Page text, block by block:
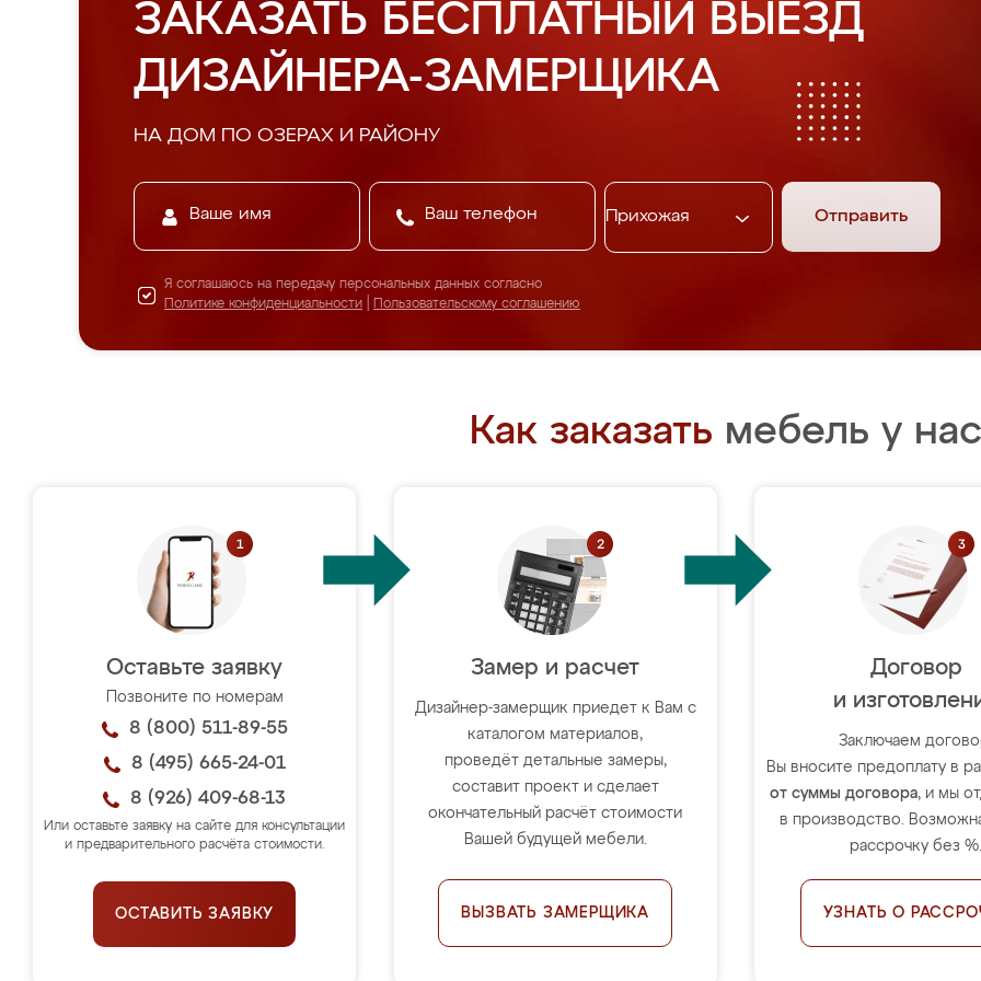
ЗАКАЗАТЬ БЕСПЛАТНЫЙ ВЫЕЗД
ДИЗАЙНЕРА-ЗАМЕРЩИКА
НА ДОМ ПО ОЗЕРАХ И РАЙОНУ
Отправить
Я соглашаюсь на передачу персональных данных согласно
Политике конфиденциальности
Пользовательскому соглашению
Как заказать мебель у
Оставьте заявку
Позвоните по номерам
8 (800) 511-89-55
8 (495) 665-24-01
8 (926) 409-68-13
Или оставьте заявку на сайте для консультации
и предварительного расчёта стоимости.
ОСТАВИТЬ ЗАЯВКУ
Замер и расчет
Дизайнер-замерщик приедет к Вам с
каталогом материалов,
проведёт детальные замеры,
составит проект и сделает
окончательный расчёт стоимости
Вашей будущей мебели.
ВЫЗВАТЬ ЗАМЕРЩИКА
Договор
и
Заключаем
Вы вносите предоплату в
от суммы договора, и мы
в производство.
рассрочку без
УЗНАТЬ О